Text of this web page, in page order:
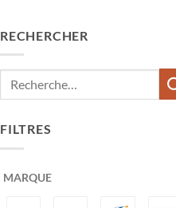
RECHERCHER
FILTRES
MARQUE